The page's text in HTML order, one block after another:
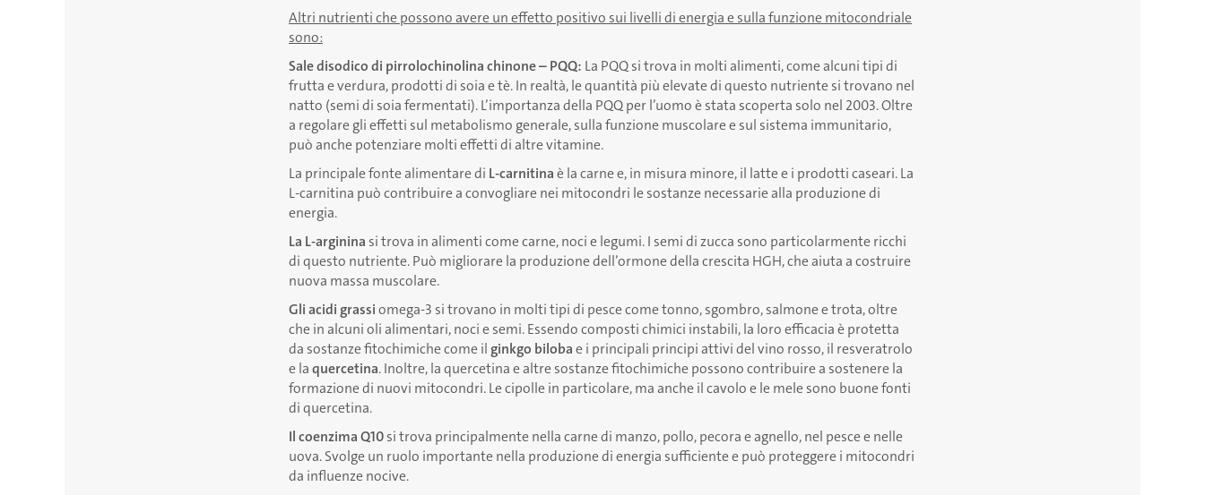
Altri nutrienti che possono avere un effetto positivo sui livelli di energia e sulla funzione mitocondriale
sono:
Sale disodico di pirrolochinolina chinone – PQQ: La PQQ si trova in molti alimenti, come alcuni tipi di
frutta e verdura, prodotti di soia e tè. In realtà, le quantità più elevate di questo nutriente si trovano nel
natto (semi di soia fermentati). L’importanza della PQQ per l’uomo è stata scoperta solo nel 2003. Oltre
a regolare gli effetti sul metabolismo generale, sulla funzione muscolare e sul sistema immunitario,
può anche potenziare molti effetti di altre vitamine.
La principale fonte alimentare di L-carnitina è la carne e, in misura minore, il latte e i prodotti caseari. La
L-carnitina può contribuire a convogliare nei mitocondri le sostanze necessarie alla produzione di
energia.
La L-arginina si trova in alimenti come carne, noci e legumi. I semi di zucca sono particolarmente ricchi
di questo nutriente. Può migliorare la produzione dell’ormone della crescita HGH, che aiuta a costruire
nuova massa muscolare.
Gli acidi grassi omega-3 si trovano in molti tipi di pesce come tonno, sgombro, salmone e trota, oltre
che in alcuni oli alimentari, noci e semi. Essendo composti chimici instabili, la loro efficacia è protetta
da sostanze fitochimiche come il ginkgo biloba e i principali principi attivi del vino rosso, il resveratrolo
e la quercetina. Inoltre, la quercetina e altre sostanze fitochimiche possono contribuire a sostenere la
formazione di nuovi mitocondri. Le cipolle in particolare, ma anche il cavolo e le mele sono buone fonti
di quercetina.
Il coenzima Q10 si trova principalmente nella carne di manzo, pollo, pecora e agnello, nel pesce e nelle
uova. Svolge un ruolo importante nella produzione di energia sufficiente e può proteggere i mitocondri
da influenze nocive.